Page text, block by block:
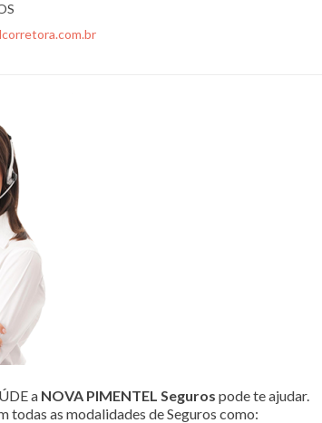
a NOVA PIMENTEL Seguros pode te ajudar.
as modalidades de Seguros como: